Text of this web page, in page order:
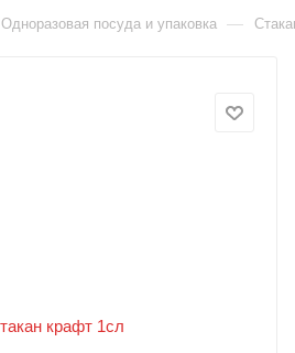
Одноразовая посуда и упаковка —